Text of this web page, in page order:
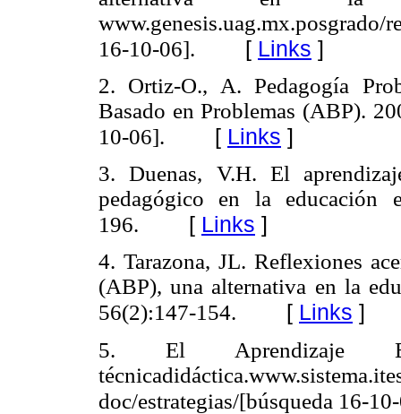
16-10-06]. [ Links ]
2. Ortiz-O., A. Pedagogía
Basado en Problemas (ABP).
10-06]. [ Links ]
3.
Duenas, V.H. El
pedagógico en la educación
196. [ Links ]
4. Tarazona, JL. Reflexiones
(ABP), una alternativa en la
56(2):147-154. [ Links ]
5.
El Aprendizaje
doc/estrategias/[búsqueda 16-